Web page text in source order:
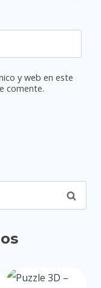
y web en este
comente.